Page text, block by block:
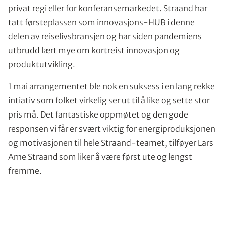
privat regi eller for konferansemarkedet. Straand har
tatt førsteplassen som innovasjons-HUB i denne
delen av reiselivsbransjen og har siden pandemiens
utbrudd lært mye om kortreist innovasjon og
produktutvikling.
1 mai arrangementet ble nok en suksess i en lang rekke
intiativ som folket virkelig ser ut til å like og sette stor
pris må. Det fantastiske oppmøtet og den gode
responsen vi får er svært viktig for energiproduksjonen
og motivasjonen til hele Straand-teamet, tilføyer Lars
Arne Straand som liker å være først ute og lengst
fremme.